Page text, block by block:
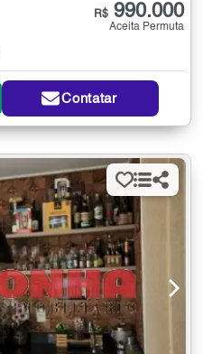
R$ 990.000
Aceita Permuta
Contatar